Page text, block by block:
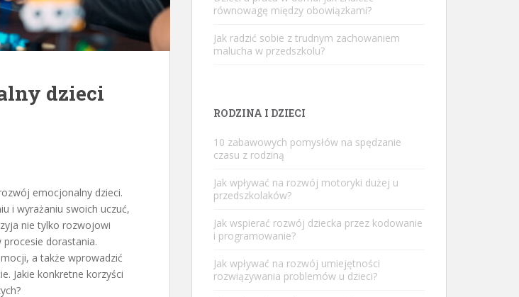
dzieci
emocjonalny dzieci.
i wyrażaniu swoich uczuć,
nie tylko rozwojowi
dorastania.
a także wprowadzić
Jakie konkretne korzyści
równowagę między obowiązkami?
Jak radzić sobie z trudnym zachowaniem
malucha w przedszkolu?
RODZINA I DZIECI
10 zabawowych pomysłów na spędzanie
czasu z rodziną
Jak wpływać na rozwój motoryki dużej u
przedszkolaków?
Jak wspierać rozwój dziecka przez kodowanie
i programowanie?
Jak wpływać na rozwój umiejętności
rozwiązywania problemów u dzieci?